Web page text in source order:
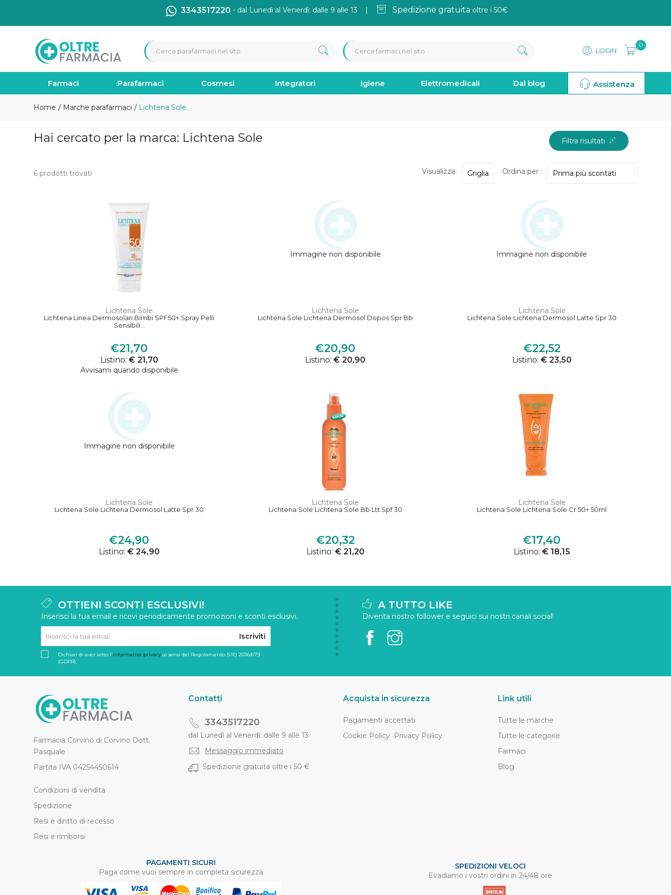
3343517220 - dal Lunedì al Venerdì: dalle 9 alle 13 | Spedizione gratuita oltre i 50€
LOGIN
0
Farmaci Parafarmaci Cosmesi Integratori Igiene Elettromedicali Dal blog Assistenza
Home Marche parafarmaci Lichtena Sole
Hai cercato per la marca: Lichtena Sole Filtra risultati
6 prodotti trovati Visualizza: Ordina per :
Lichtena Sole
Lichtena Linea Dermosolari Bimbi SPF50+ Spray Pelli
Sensibili...
€21,70
Listino: € 21,70
Avvisami quando disponibile
Immagine non disponibile
Lichtena Sole
Lichtena Sole Lichtena Dermosol Dopos Spr Bb
€20,90
Listino:€ 20,90
Immagine non disponibile
Lichtena Sole
Lichtena Sole Lichtena Dermosol Latte Spr 30
€22,52
Listino: € 23,50
Immagine non disponibile
Lichtena Sole
Lichtena Sole Lichtena Dermosol Latte Spr 30
€24,90
Listino: € 24,90
Lichtena Sole
Lichtena Sole Lichtena Sole Bb Ltt Spf 30
€20,32
Listino: € 21,20
Lichtena Sole
Lichtena Sole Lichtena Sole Cr 50+ 50ml
€17,40
Listino: € 18,15
OTTIENI SCONTI ESCLUSIVI!
Inserisci la tua email e ricevi periodicamente promozioni e sconti esclusivi.
Iscriviti
Dichiari di aver letto l'informativa privacyai sensi del Regolamento (UE) 2016/679
(GDPR).
A TUTTO LIKE
Diventa nostro follower e seguici sui nostri canali social!
Farmacia Corvino di Corvino Dott.
Pasquale
Partita IVA 04254450614
Condizioni di vendita
Spedizione
Resi e diritto di recesso
Resi e rimborsi
Contatti
3343517220
dal Lunedì al Venerdì: dalle 9 alle 13
Messaggio immediato
Spedizione gratuita oltre i 50 €
Acquista in sicurezza
Pagamenti accettati
Cookie Policy Privacy Policy
Link utili
Tutte le marche
Tutte le categorie
Farmaci
Blog
PAGAMENTI SICURI
Paga come vuoi sempre in completa sicurezza
SPEDIZIONI VELOCI
Evadiamo i vostri ordini in 24/48 ore